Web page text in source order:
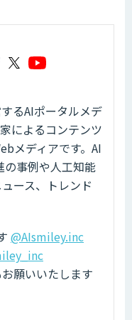
るAIポータルメデ
によるコンテンツ
メディアです。AI
の事例や人工知能
ース、トレンド
@AIsmiley.inc
願いいたします